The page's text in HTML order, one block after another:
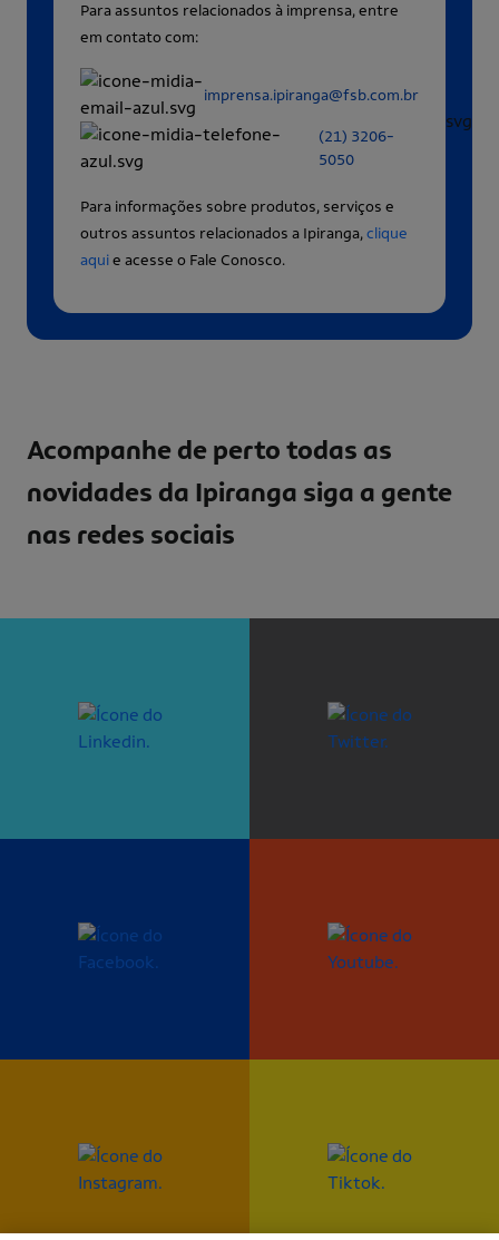
Para assuntos relacionados à imprensa, entre
em contato com:
imprensa.ipiranga@fsb.com.br
(21) 3206-
5050
Para informações sobre produtos, serviços e
outros assuntos relacionados a Ipiranga,clique
aquie acesse o Fale Conosco.
Acompanhe de perto todas as
novidades da Ipiranga siga a gente
nas redes sociais